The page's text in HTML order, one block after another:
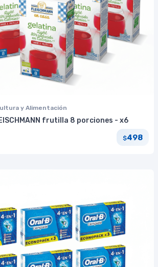
y Alimentación
frutilla 8 porciones - x6
$498